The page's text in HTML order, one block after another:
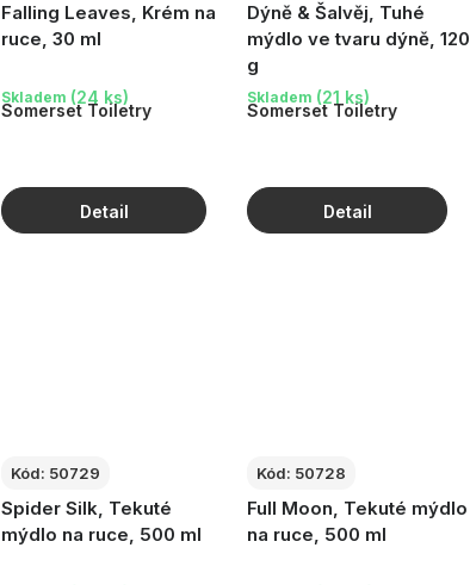
Falling Leaves, Krém na
ruce, 30 ml
Somerset Toiletry
Skladem (24 ks)
Dýně & Šalvěj, Tuhé
mýdlo ve tvaru dýně, 120
g
Somerset Toiletry
Skladem (21 ks)
Spider Silk, Tekuté
mýdlo na ruce, 500 ml
Kód: 50729
Full Moon, Tekuté mýdlo
na ruce, 500 ml
Kód: 50728